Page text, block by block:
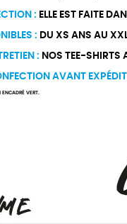
: ELLE EST FAITE
: DU XS ANS AU
: NOS TEE-SHIRTS
AVANT
VERT.